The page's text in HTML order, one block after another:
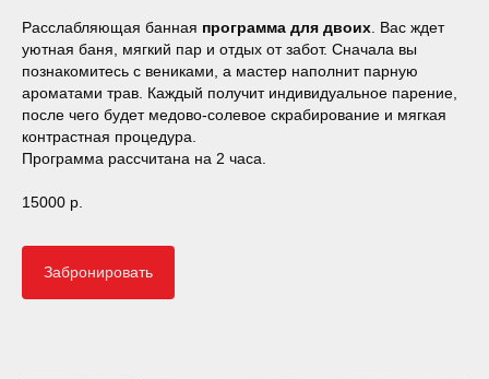
Расслабляющая банная программа для двоих . Вас ждет
уютная баня, мягкий пар и отдых от забот. Сначала вы
познакомитесь с вениками, а мастер наполнит парную
ароматами трав. Каждый получит индивидуальное парение,
после чего будет медово-солевое скрабирование и мягкая
контрастная процедура.
Программа рассчитана на 2 часа.
15000 р.
Забронировать